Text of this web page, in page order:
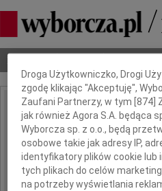
IMIĘ I NAZWISKO:
REGION: Warszawa
DATA EMISJI: 19.04.2010
Dbamy o Twoją prywatność
Droga Użytkowniczko, Drogi
zgodę klikając "Akceptuję",
Zaufani Partnerzy, w tym [874
jak również Agora S.A. będąca
Wyborcza sp. z o.o., będą
osobowe takie jak adresy IP,
identyfikatory plików cookie lub
tych plikach do celów
na potrzeby wyświetlania